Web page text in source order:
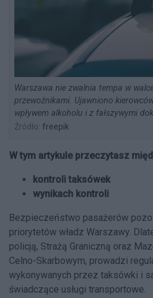
Warszawa nie zwalnia tempa w
przewoźnikami. Ujawniono
wpływem alkoholu i z fałszywymi
Źródło: freepik
W tym artykule przeczytasz
kontroli taksówek
wynikach kontroli
Bezpieczeństwo pasażerów
priorytetów władz Warszawy.
policją, Strażą Graniczną oraz
Celno-Skarbowym, prowadzi
wykonywanych przez taksówki i
świadczące usługi transportowe.